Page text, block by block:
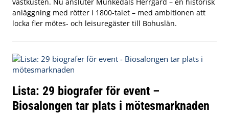
västkusten. Nu ansluter Munkedals Herrgård – en historisk
anläggning med rötter i 1800-talet – med ambitionen att
locka fler mötes- och leisuregäster till Bohuslän.
Lista: 29 biografer för event –
Biosalongen tar plats i mötesmarknaden